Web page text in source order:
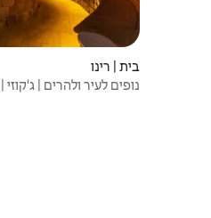
בית | רינו
נופים לעיר ולהרים |